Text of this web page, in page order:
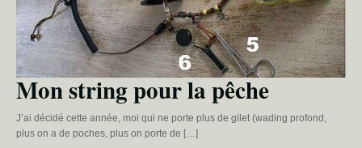
Mon string pour la pêche
J’ai décidé cette année, moi qui ne porte plus de gilet (wading profond,
plus on a de poches, plus on porte de […]